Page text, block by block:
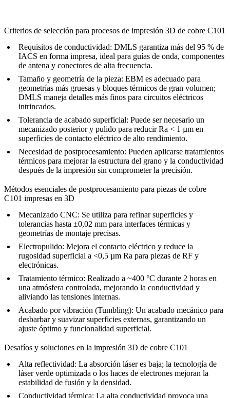
Criterios de selección para procesos de impresión 3D de cobre C101
Requisitos de conductividad: DMLS garantiza más del 95 % de
IACS en forma impresa, ideal para guías de onda, componentes
de antena y conectores de alta frecuencia.
Tamaño y geometría de la pieza: EBM es adecuado para
geometrías más gruesas y bloques térmicos de gran volumen;
DMLS maneja detalles más finos para circuitos eléctricos
intrincados.
Tolerancia de acabado superficial: Puede ser necesario un
mecanizado posterior y pulido para reducir Ra < 1 µm en
superficies de contacto eléctrico de alto rendimiento.
Necesidad de postprocesamiento: Pueden aplicarse tratamientos
térmicos para mejorar la estructura del grano y la conductividad
después de la impresión sin comprometer la precisión.
Métodos esenciales de postprocesamiento para piezas de cobre
C101 impresas en 3D
Mecanizado CNC: Se utiliza para refinar superficies y
tolerancias hasta ±0,02 mm para interfaces térmicas y
geometrías de montaje precisas.
Electropulido: Mejora el contacto eléctrico y reduce la
rugosidad superficial a <0,5 µm Ra para piezas de RF y
electrónicas.
Tratamiento térmico: Realizado a ~400 °C durante 2 horas en
una atmósfera controlada, mejorando la conductividad y
aliviando las tensiones internas.
Acabado por vibración (Tumbling): Un acabado mecánico para
desbarbar y suavizar superficies externas, garantizando un
ajuste óptimo y funcionalidad superficial.
Desafíos y soluciones en la impresión 3D de cobre C101
Alta reflectividad: La absorción láser es baja; la tecnología de
láser verde optimizada o los haces de electrones mejoran la
estabilidad de fusión y la densidad.
Conductividad térmica: La alta conductividad provoca una